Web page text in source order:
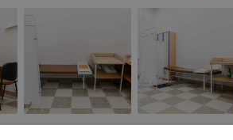
и с родителями, используя
сложности.